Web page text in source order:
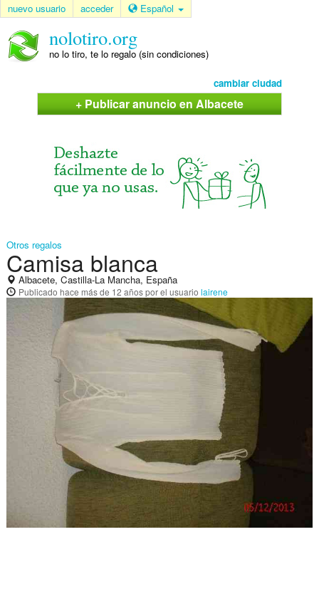
nuevo usuario acceder Español
nolotiro.org
no lo tiro, te lo regalo (sin condiciones)
cambiar ciudad
+ Publicar anuncio en Albacete
Otros regalos
Camisa blanca
Albacete, Castilla-La Mancha, España
Publicado hace más de 12 añospor el usuario lairene